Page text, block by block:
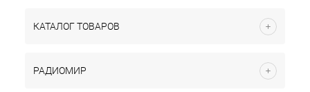
КАТАЛОГ ТОВАРОВ
РАДИОМИР